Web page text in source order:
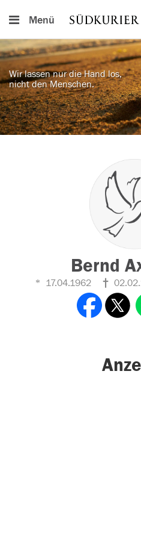
Menü
Wir lassen nur die Hand los,
nicht den Menschen.
Bernd
17.04.1962